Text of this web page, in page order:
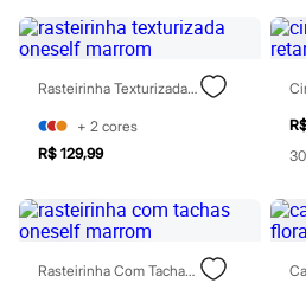
Chinelos
Sapatos
Sandálias e Papetes
Tênis
Moda esportiva
Acessórios
Bermudas
Camisetas
Calçados
Regatas
Cuecas
Rasteirinha Texturizada Oneself Marrom
+ 2 cores
R$ 129,99
Rasteirinha Com Tachas Oneself Marrom